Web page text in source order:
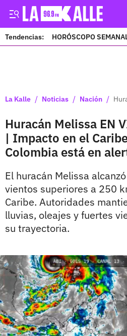
Tendencias: HORÓSCOPO
La Kalle / Noticias / Nación /
Huracán Melissa EN
| Impacto en el
Colombia está en
El huracán Melissa
vientos superiores a 250
Caribe. Autoridades
lluvias, oleajes y fuertes
su trayectoria.